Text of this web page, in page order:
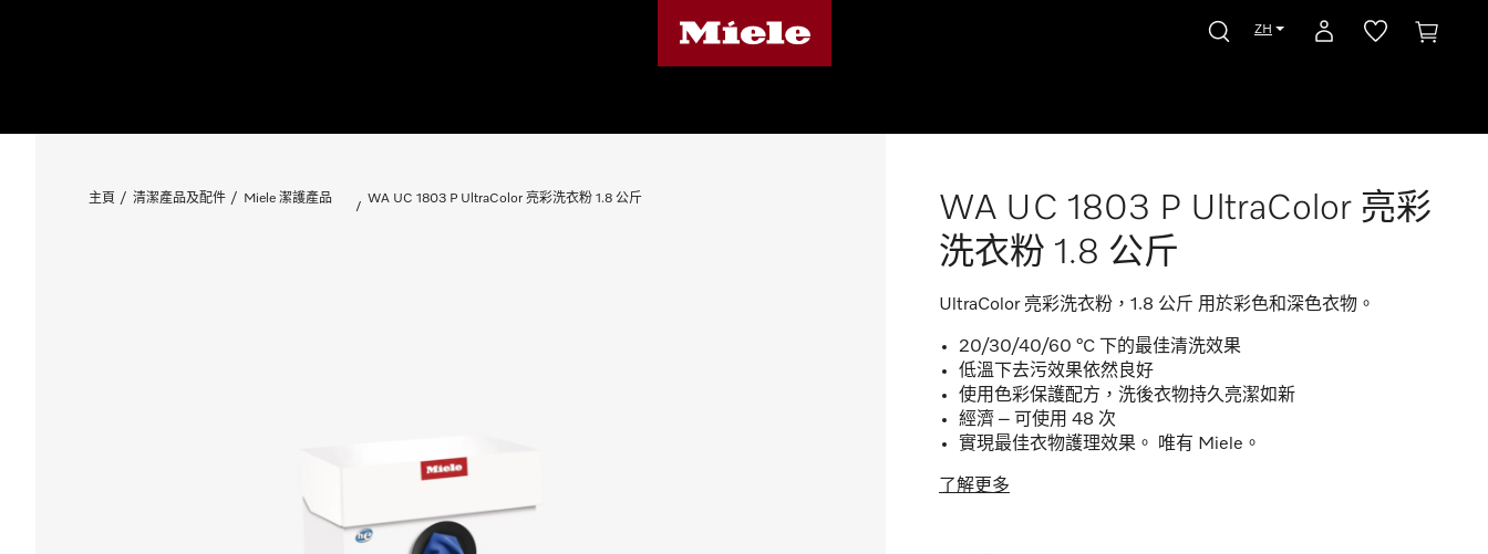
ZH
主頁 清潔產品及配件 Miele 潔護產品 WA UC 1803 P UltraColor 亮彩洗衣粉 1.8 公斤
WA UC 1803 P UltraColor 亮彩
洗衣粉 1.8 公斤
UltraColor 亮彩洗衣粉，1.8 公斤 用於彩色和深色衣物。
20/30/40/60 °C 下的最佳清洗效果
低溫下去污效果依然良好
使用色彩保護配方，洗後衣物持久亮潔如新
經濟 – 可使用 48 次
實現最佳衣物護理效果。 唯有 Miele。
了解更多